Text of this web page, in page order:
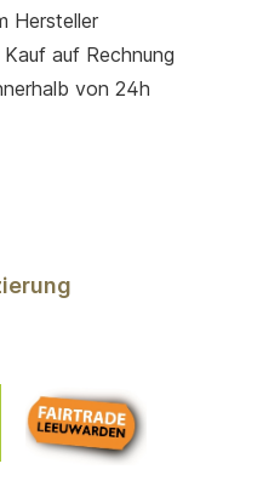
Hersteller
Kauf auf Rechnung
von 24h